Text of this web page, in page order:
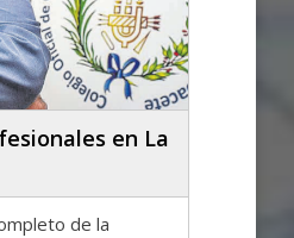
en La
de la